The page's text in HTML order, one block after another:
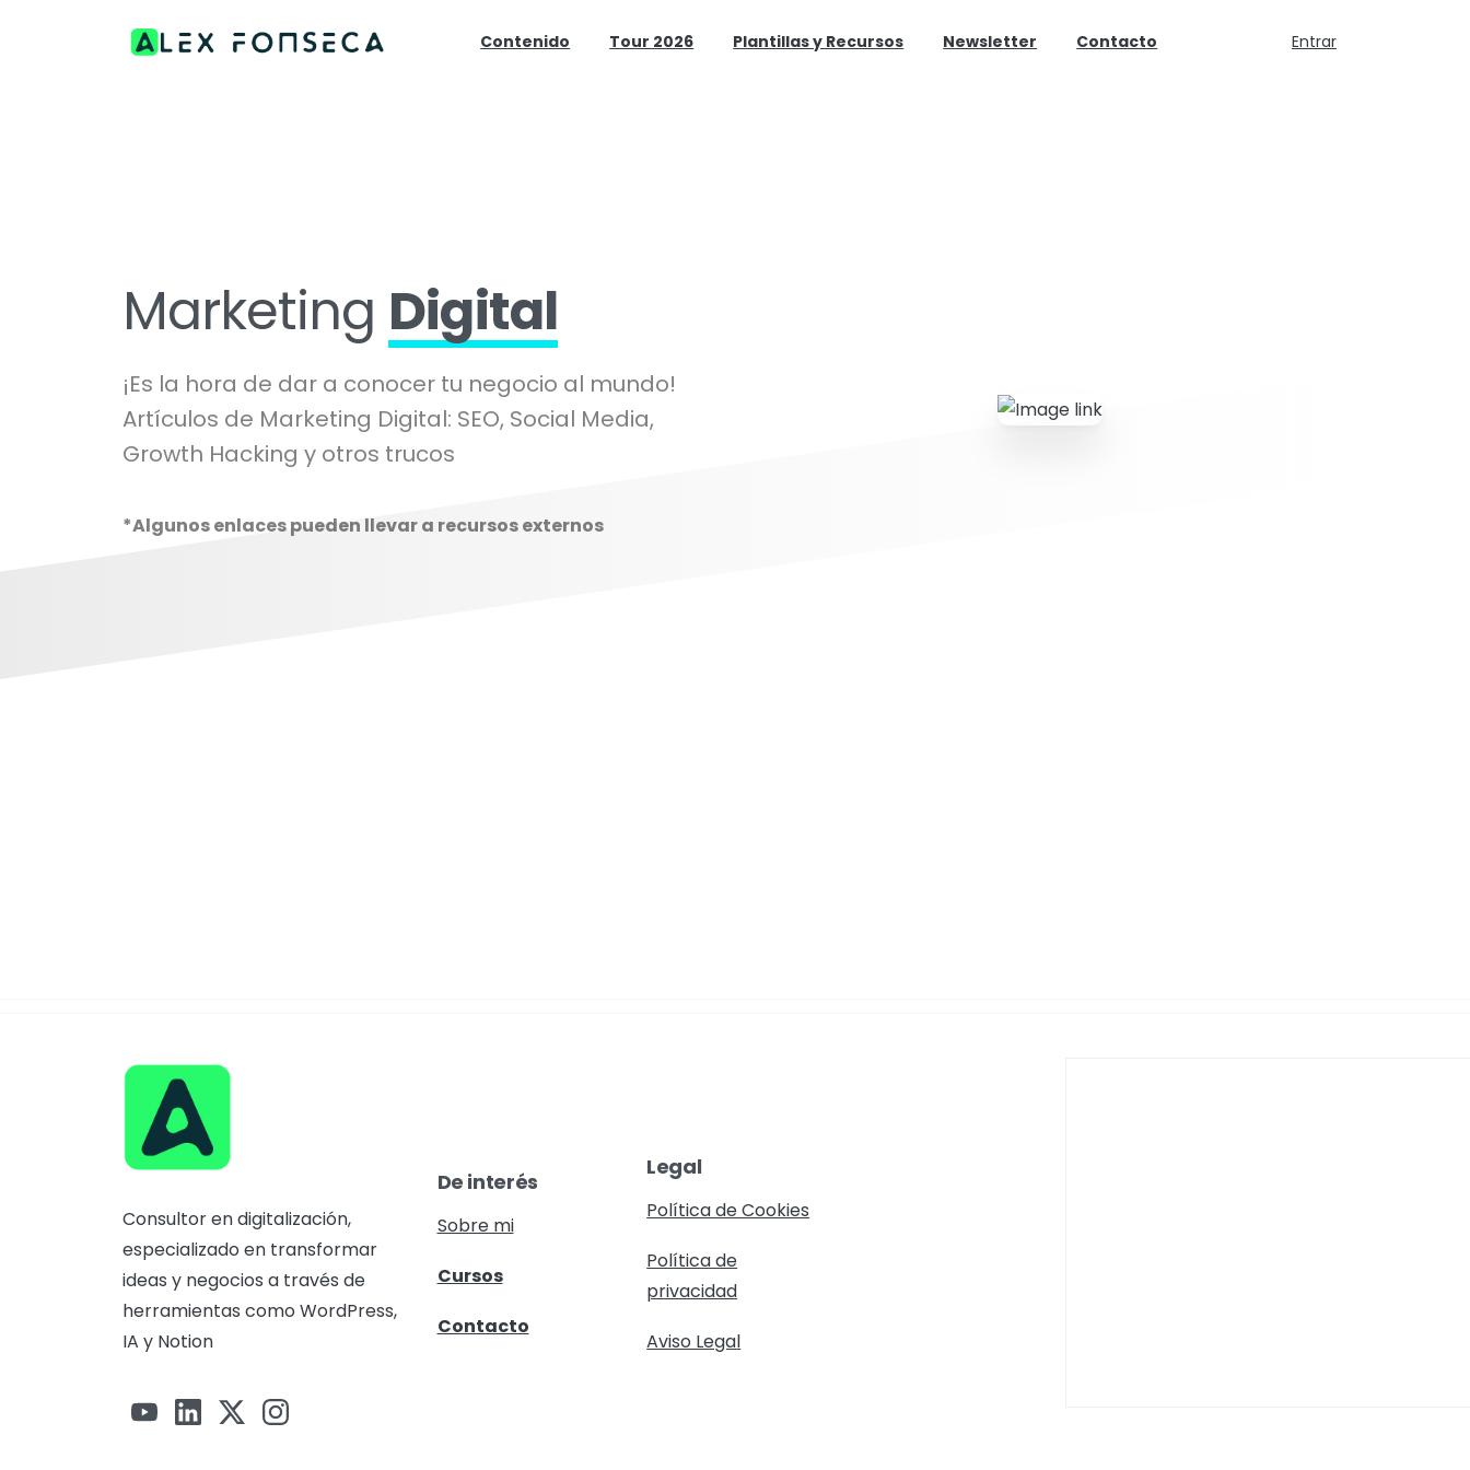
Contenido Tour 2026 Plantillas y Recursos Newsletter Contacto Entrar
Marketing Digital
¡Es la hora de dar a conocer tu negocio al mundo!
Artículos de Marketing Digital: SEO, Social Media,
Growth Hacking y otros trucos
*Algunos enlaces pueden llevar a recursos externos
Consultor en digitalización,
especializado en transformar
ideas y negocios a través de
herramientas como WordPress,
IA y Notion
De interés
Sobre mi
Cursos
Contacto
Legal
Política de Cookies
Política de
privacidad
Aviso Legal